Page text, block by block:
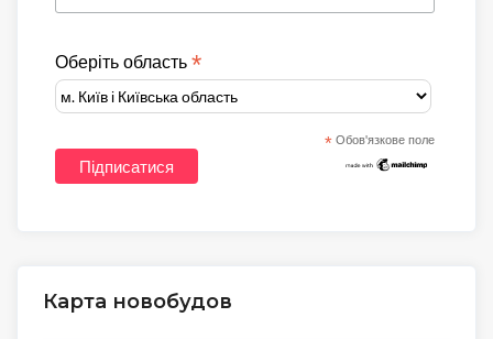
Оберіть область *
* Обов'язкове поле
Карта новобудов